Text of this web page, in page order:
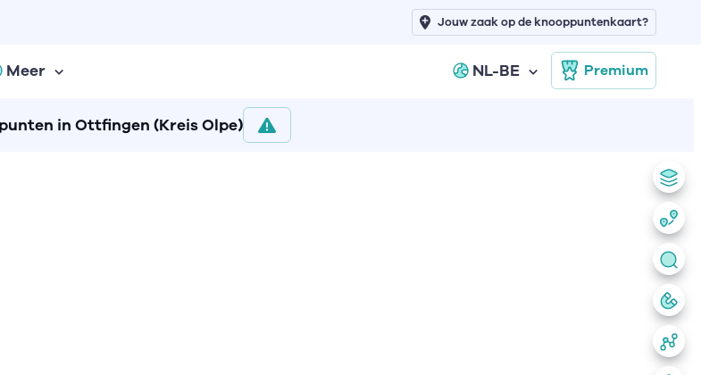
Meer NL-BE Premium
Jouw zaak op de knooppuntenkaart?
in Ottfingen (Kreis Olpe)